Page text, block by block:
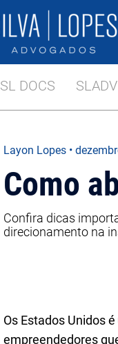
SL DOCS SLADV
Layon Lopes •
Como
Confira dicas
direcionamento na
Os Estados Unidos
empreendedores